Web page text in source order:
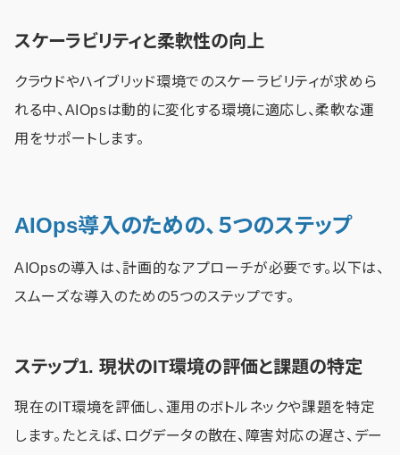
スケーラビリティと柔軟性の向上
クラウドやハイブリッド環境でのスケーラビリティが求めら
れる中、AIOpsは動的に変化する環境に適応し、柔軟な運
用をサポートします。
AIOps導入のための、５つのステップ
AIOpsの導入は、計画的なアプローチが必要です。以下は、
スムーズな導入のための5つのステップです。
ステップ1. 現状のIT環境の評価と課題の特定
現在のIT環境を評価し、運用のボトルネックや課題を特定
します。たとえば、ログデータの散在、障害対応の遅さ、デー